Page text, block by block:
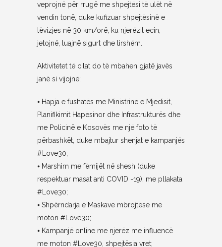
veprojnë për rrugë me shpejtësi të ulët në
vendin tonë, duke kufizuar shpejtësinë e
lëvizjes në 30 km/orë, ku njerëzit ecin,
jetojnë, luajnë sigurt dhe lirshëm.
Aktivitetet të cilat do të mbahen gjatë javës
janë si vijojnë:
⦁ Hapja e fushatës me Ministrinë e Mjedisit,
Planifikimit Hapësinor dhe Infrastrukturës dhe
me Policinë e Kosovës me një foto të
përbashkët, duke mbajtur shenjat e kampanjës
#Love30;
⦁ Marshim me fëmijët në shesh (duke
respektuar masat anti COVID -19), me pllakata
#Love30;
⦁ Shpërndarja e Maskave mbrojtëse me
moton #Love30;
⦁ Kampanjë online me njerëz me influencë
me moton #Love30, shpejtësia vret;